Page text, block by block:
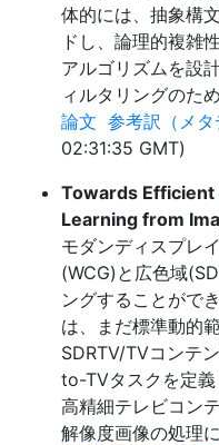
体的には、抽象構
ドし、論理的複雑
アルゴリズムを設
ィルタリングのた
論文 参考訳（メタ
02:31:35 GMT)
Towards Efficient
Learning from
モダンディスプレ
(WCG)と広色域
ングすることがで
は、まだ標準動的
SDRTV/TVコンテ
to-TVタスクを定
高精細テレビコン
解像度画像の処理